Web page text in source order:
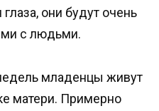
глаза, они будут очень
с людьми.
младенцы живут
матери. Примерно